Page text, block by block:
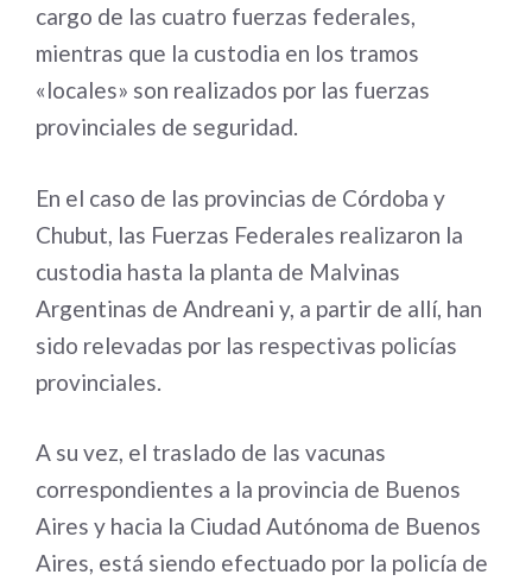
cargo de las cuatro fuerzas federales,
mientras que la custodia en los tramos
«locales» son realizados por las fuerzas
provinciales de seguridad.
En el caso de las provincias de Córdoba y
Chubut, las Fuerzas Federales realizaron la
custodia hasta la planta de Malvinas
Argentinas de Andreani y, a partir de allí, han
sido relevadas por las respectivas policías
provinciales.
A su vez, el traslado de las vacunas
correspondientes a la provincia de Buenos
Aires y hacia la Ciudad Autónoma de Buenos
Aires, está siendo efectuado por la policía de